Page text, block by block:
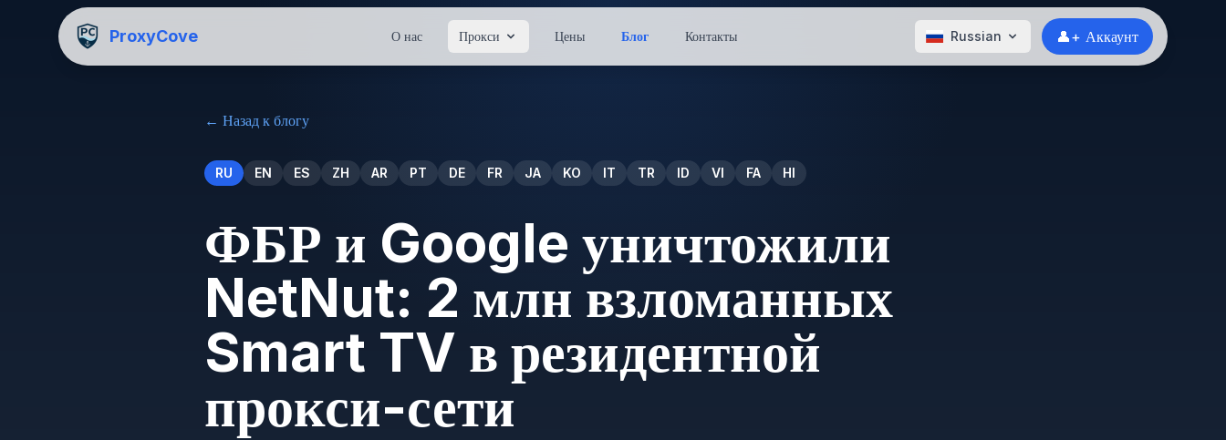
ProxyCove О нас Прокси Цены Блог Контакты Russian 👤+ Аккаунт
← Назад к блогу
RU EN ES ZH AR PT DE FR JA KO IT TR ID VI FA HI
ФБР и Google уничтожили
NetNut: 2 млн взломанных
Smart TV в резидентной
прокси-сети